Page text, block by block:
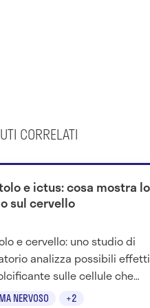
CORRELATI
NERVOSO +2
e ictus: cosa mostra lo
sul cervello
e cervello: uno studio di
analizza possibili effetti
sulle cellule che
i vasi cerebrali.